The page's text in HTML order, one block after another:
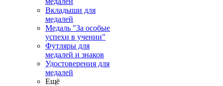
Вкладыши для
медалей
Медаль "За особые
успехи в учении"
Футляры для
медалей и знаков
Удостоверения для
медалей
Ещё